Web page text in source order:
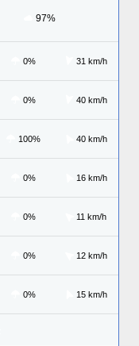
97%
0% 31 km/h
0% 40 km/h
100% 40 km/h
0% 16 km/h
0% 11 km/h
0% 12 km/h
0% 15 km/h